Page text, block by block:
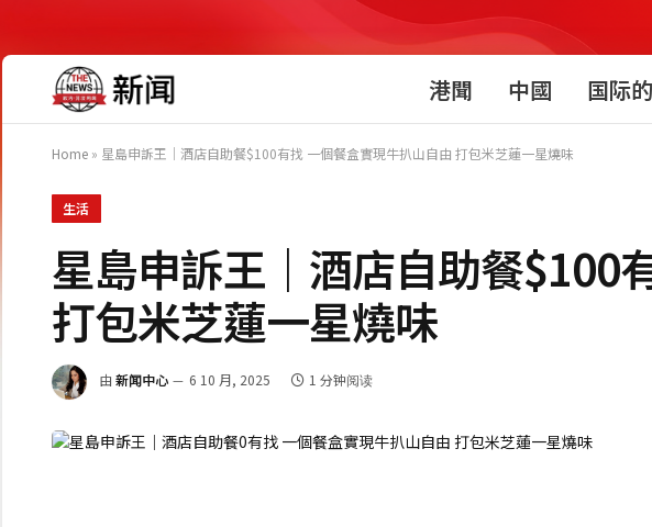
港聞 中國 国际的
Home » 星島申訴王｜酒店自助餐$100有找 一個餐盒實現牛扒山自由 打包米芝蓮一星燒味
生活
星島申訴王｜酒店自助餐$100
打包米芝蓮一星燒味
由 新闻中心 6 10 月, 2025 1 分钟阅读